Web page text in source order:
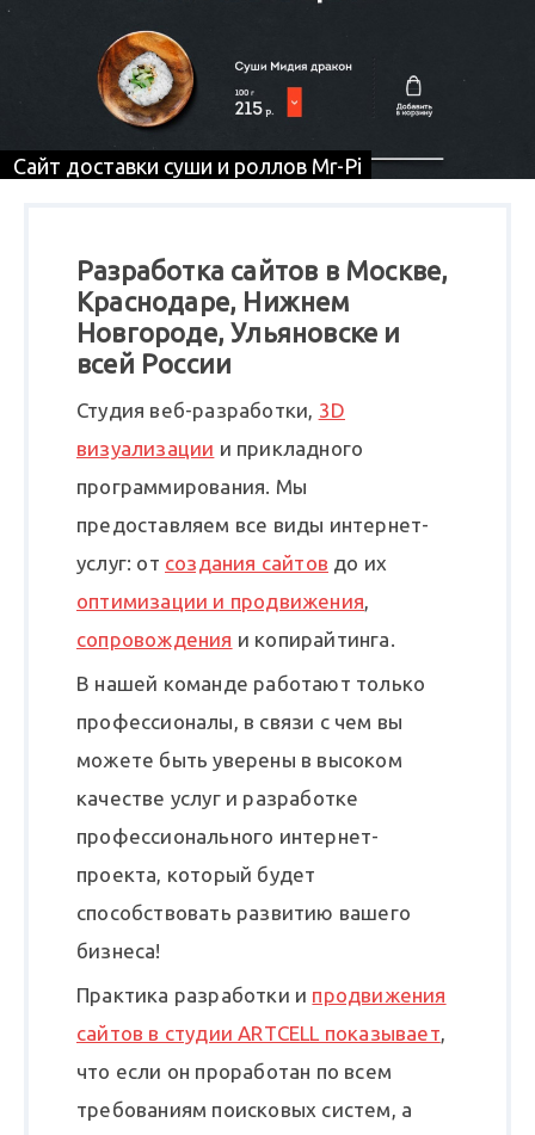
Сайт доставки суши и роллов Mr-Pi
Разработка сайтов в Москве,
Краснодаре, Нижнем
Новгороде, Ульяновске и
всей России
Студия веб-разработки, 3D
визуализации и прикладного
программирования. Мы
предоставляем все виды интернет-
услуг: от создания сайтов до их
оптимизации и продвижения,
сопровождения и копирайтинга.
В нашей команде работают только
профессионалы, в связи с чем вы
можете быть уверены в высоком
качестве услуг и разработке
профессионального интернет-
проекта, который будет
способствовать развитию вашего
бизнеса!
Практика разработки и продвижения
сайтов в студии ARTCELL показывает,
что если он проработан по всем
требованиям поисковых систем, а